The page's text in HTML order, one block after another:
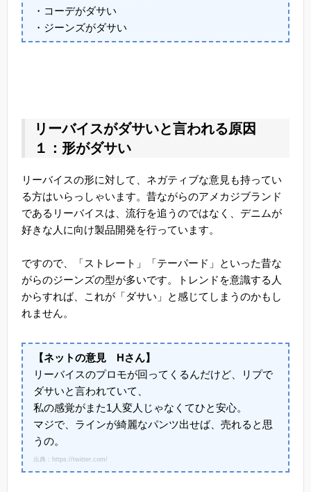
・コーデがダサい
・ジーンズがダサい
リーバイスがダサいと言われる原因
１：形がダサい
リーバイスの形に対して、ネガティブな意見も持ってい
る方はいらっしゃいます。昔ながらのアメカジブランド
であるリーバイスは、流行を追うのではなく、デニムが
好きな人に向け製品開発を行っています。
ですので、「ストレート」「テーパード」といった昔な
がらのジーンズの型が多いです。トレンドを意識する人
からすれば、これが「ダサい」と感じてしまうのかもし
れません。
【ネットの意見 Hさん】
リーバイスのプロモが回ってくるんだけど、リプで
ダサいと言われていて、
私の感覚がまた1人変人じゃなくてひと安心。
マジで、ラインが綺麗なパンツ出せば、売れると思
うの。
出典：https://twitter.com/